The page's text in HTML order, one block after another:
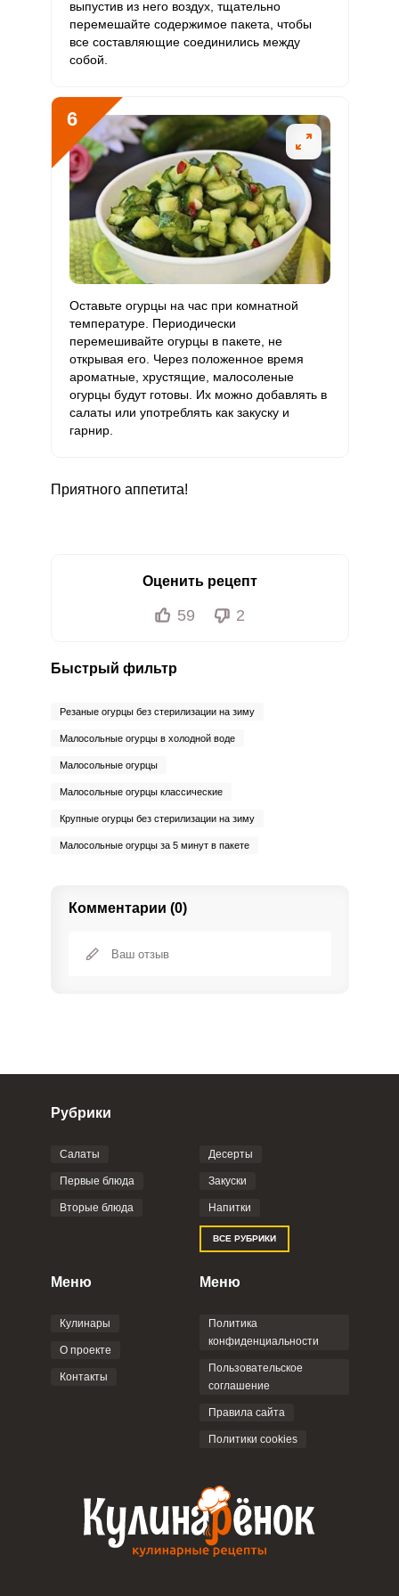
Ванадий 0 20 мкг 0 0
Молибден
выпустив из него воздух, тщательно
перемешайте содержимое пакета, чтобы
все составляющие соединились между
собой.
6
Оставьте огурцы на час при комнатной
температуре. Периодически
перемешивайте огурцы в пакете, не
открывая его. Через положенное время
ароматные, хрустящие, малосоленые
огурцы будут готовы. Их можно добавлять в
салаты или употреблять как закуску и
гарнир.
Приятного аппетита!
Оценить рецепт
59 2
Быстрый фильтр
Резаные огурцы без стерилизации на зиму
Малосольные огурцы в холодной воде
Малосольные огурцы
Малосольные огурцы классические
Крупные огурцы без стерилизации на зиму
Малосольные огурцы за 5 минут в пакете
Комментарии (0)
Фото до 4 шт, до 5 mb
Отправляя эту форму, вы соглашаетесь с
Политикой
Пользовательским
соглашением
Рубрики
Салаты
Первые блюда
Вторые блюда
Десерты
Закуски
Напитки
ВСЕ РУБРИКИ
Меню
Кулинары
О проекте
Контакты
Меню
Политика
конфиденциальности
Пользовательское
соглашение
Правила сайта
Политики cookies